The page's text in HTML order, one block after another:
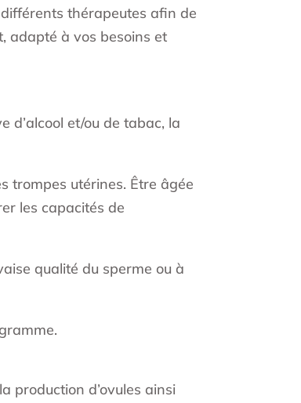
thérapeutes afin de
adapté à vos besoins et
d’alcool et/ou de tabac, la
trompes utérines. Être âgée
les capacités de
qualité du sperme ou à
production d’ovules ainsi